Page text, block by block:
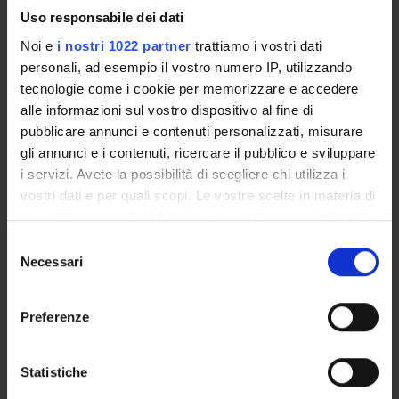
Uso responsabile dei dati
Noi e i nostri 1022 partner trattiamo i vostri dati
personali, ad esempio il vostro numero IP, utilizzando
tecnologie come i cookie per memorizzare e accedere
alle informazioni sul vostro dispositivo al fine di
pubblicare annunci e contenuti personalizzati, misurare
gli annunci e i contenuti, ricercare il pubblico e sviluppare
i servizi. Avete la possibilità di scegliere chi utilizza i
vostri dati e per quali scopi. Le vostre scelte in materia di
privacy sono applicabili solo su questa proprietà digitale
modificare o revocare il proprio consenso in qualsiasi
momento dalla Dichiarazione sui cookie o facendo clic
raccogliere informazioni sulla tua posizione
geografica, con un'approssimazione di qualche
delNecessari
Preferenze
Statistiche
Notices
Thesis and internship proposals
Governing bodies
Faculty staff
Student Career Management
Scholarships and Grants
Documents
STUDYING
COURSES
TRAINING
Contacts